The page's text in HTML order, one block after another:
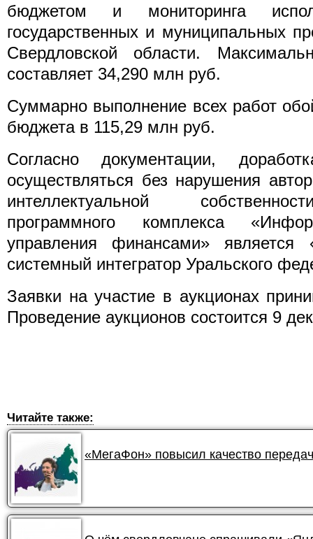
бюджетом и мониторинга
государственных и муниципальных
Свердловской области.
составляет 34,290 млн руб.
Суммарно выполнение всех работ
бюджета в 115,29 млн руб.
Согласно документации,
осуществляться без нарушения
интеллектуальной
программного комплекса
управления финансами»
системный интегратор Уральского
Заявки на участие в аукционах
Проведение аукционов состоится 9
Читайте также:
«МегаФон» повысил качество